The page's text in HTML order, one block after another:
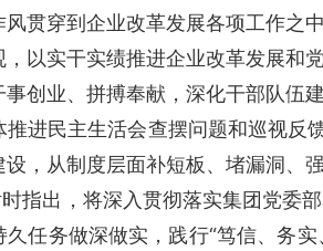
贯穿到企业改革发展各项工作之
以实干实绩推进企业改革发展和
创业、拼搏奉献，深化干部队伍
进民主生活会查摆问题和巡视反
设，从制度层面补短板、堵漏洞、
指出，将深入贯彻落实集团党委
任务做深做实，践行“笃信、务